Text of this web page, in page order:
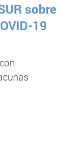
sobre
19